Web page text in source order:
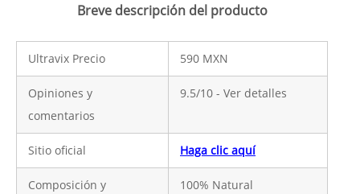
Breve descripción del producto
Ultravix Precio 590 MXN
Opiniones y
comentarios
9.5/10 - Ver detalles
Sitio oficial Haga clic aquí
Composición y 100% Natural